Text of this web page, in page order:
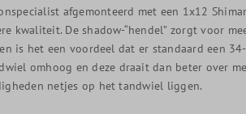
afgemonteerd met een 1x12
kwaliteit. De shadow-“hendel” zorgt voor
is het een voordeel dat er standaard een
omhoog en deze draait dan beter over
netjes op het tandwiel liggen.